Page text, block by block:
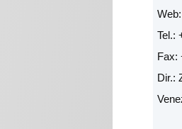
Web:
Tel.:
Fax:
Dir.: